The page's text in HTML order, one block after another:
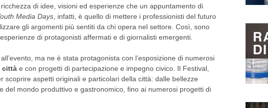
di idee, visioni ed esperienze che un appuntamento di
Media Days , infatti, è quello di mettere i professionisti del futuro
gli argomenti più sentiti da chi opera nel settore. Così, sono
di protagonisti affermati e di giornalisti emergenti.
ma ne è stata protagonista con l’esposizione di numerosi
città e con progetti di partecipazione e impegno civico. Il Festival,
scoprire aspetti originali e particolari della città: dalle bellezze
del mondo produttivo e gastronomico, fino ai numerosi progetti di